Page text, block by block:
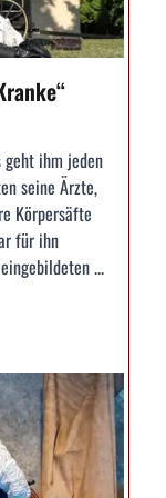
geht ihm jeden
seine Ärzte,
Körpersäfte
für ihn
...